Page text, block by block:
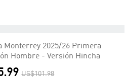
Monterrey 2025/26 Primera
Hombre - Versión Hincha
US$101.98